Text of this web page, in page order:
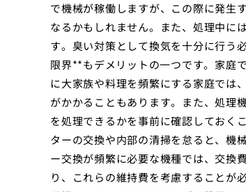
で機械が稼働しますが、この際に発生
なるかもしれません。また、処理中に
す。臭い対策として換気を十分に行う
限界**もデメリットの一つです。家庭
に大家族や料理を頻繁にする家庭では
がかかることもあります。また、処理
を処理できるかを事前に確認しておく
ターの交換や内部の清掃を怠ると、機
ー交換が頻繁に必要な機種では、交換
り、これらの維持費を考慮すること